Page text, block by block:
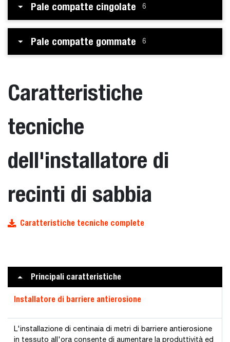
Pale compatte cingolate 6
Pale compatte gommate 6
Caratteristiche
tecniche
dell'installatore di
recinti di sabbia
Caratteristiche tecniche complete
Principali caratteristiche
Installatore di barriere antierosione
L'installazione di centinaia di metri di barriere antierosione
in tessuto all'ora consente di aumentare la produttività ed